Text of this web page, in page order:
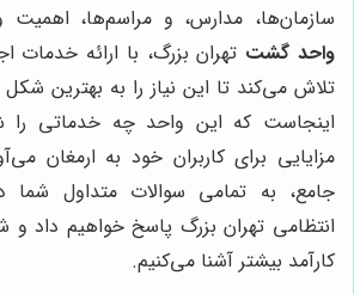
سازمان‌ها، مدارس، و مراسم‌ها، اهمیت
واحد گشت تهران بزرگ، با ارائه خدمات
تلاش می‌کند تا این نیاز را به بهترین
اینجاست که این واحد چه خدماتی
مزایایی برای کاربران خود به ارمغان
جامع، به تمامی سوالات متداول شما
انتظامی تهران بزرگ پاسخ خواهیم داد و
کارآمد بیشتر آشنا می‌کنیم.